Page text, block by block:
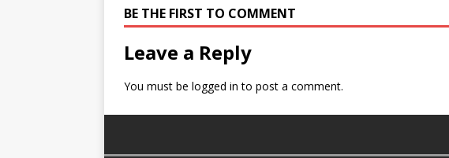
BE THE FIRST TO COMMENT
Leave a Reply
You must be logged in to post a comment.